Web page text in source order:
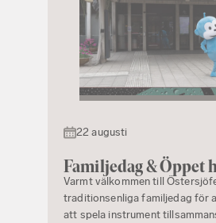
22 augusti
Familjedag & Öppet
Varmt välkommen till
traditionsenliga familjedag för
att spela instrument